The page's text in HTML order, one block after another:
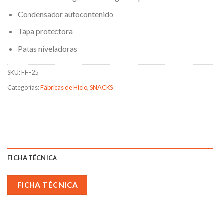
Condensador autocontenido
Tapa protectora
Patas niveladoras
SKU:FH-25
Categorías:Fábricas de Hielo,SNACKS
FICHA TÉCNICA
FICHA TÉCNICA